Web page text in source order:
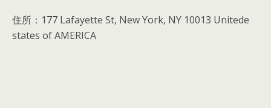
住所：177 Lafayette St, New York, NY 10013 Unitede
states of AMERICA